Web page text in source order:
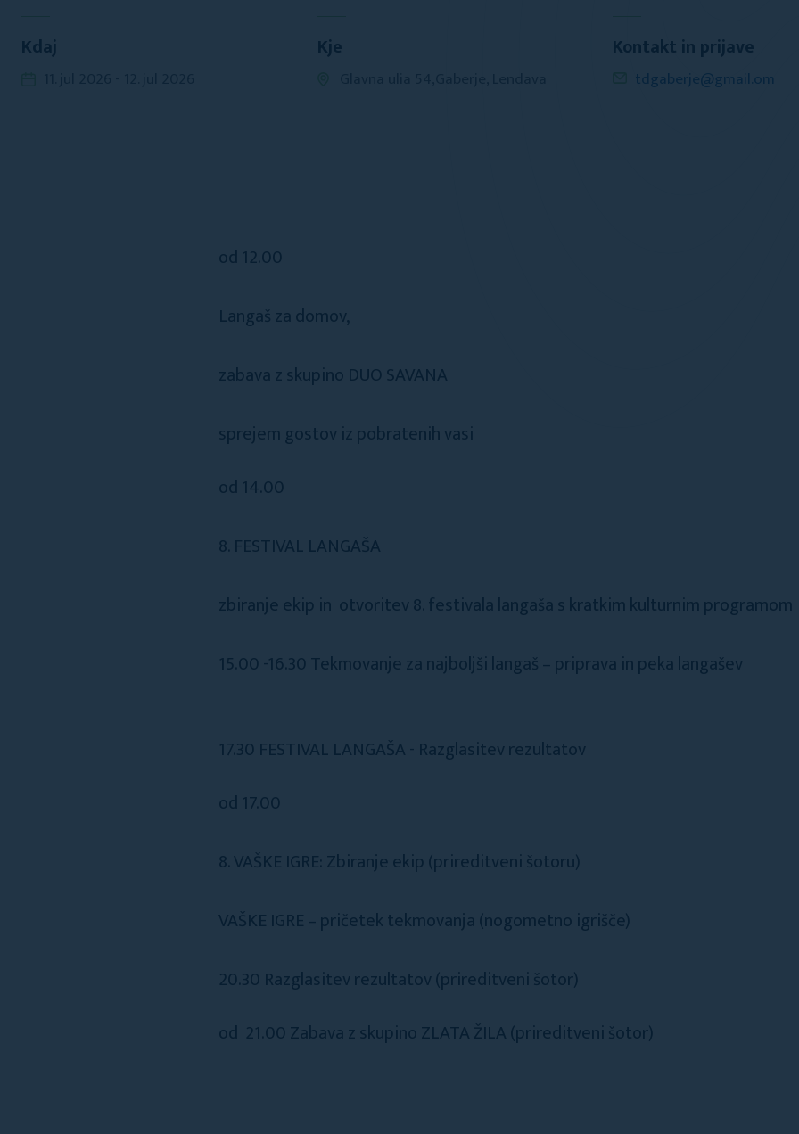
Kdaj Kje Kontakt in prijave
tdgaberje@gmail.om
od 12.00
Langaš za domov,
zabava z skupino DUO SAVANA
sprejem gostov iz pobratenih vasi
od 14.00
8. FESTIVAL LANGAŠA
zbiranje ekip in otvoritev 8. festivala langaša s kratkim kulturnim programom
15.00 -16.30 Tekmovanje za najboljši langaš – priprava in peka langašev
17.30 FESTIVAL LANGAŠA - Razglasitev rezultatov
od 17.00
8. VAŠKE IGRE: Zbiranje ekip (prireditveni šotoru)
VAŠKE IGRE – pričetek tekmovanja (nogometno igrišče)
20.30 Razglasitev rezultatov (prireditveni šotor)
od 21.00 Zabava z skupino ZLATA ŽILA (prireditveni šotor)